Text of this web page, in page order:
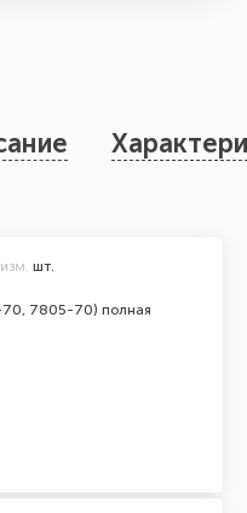
7805-70) полная
шт.